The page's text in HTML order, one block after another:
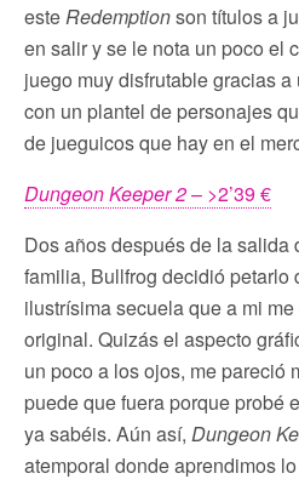
este Redemptionson títulos a
en salir y se le nota un poco el
juego muy disfrutable gracias
con un plantel de personajes
de jueguicos que hay en el
Dungeon Keeper 2– >2’39 €
Dos años después de la salida
familia, Bullfrog decidió petarlo
ilustrísima secuela que a mi
original. Quizás el aspecto
un poco a los ojos, me pareció
puede que fuera porque probé
ya sabéis. Aún así, Dungeon
atemporal donde aprendimos